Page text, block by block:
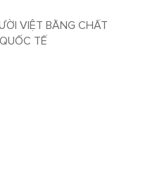
VIỆT BẰNG CHẤT
TẾ